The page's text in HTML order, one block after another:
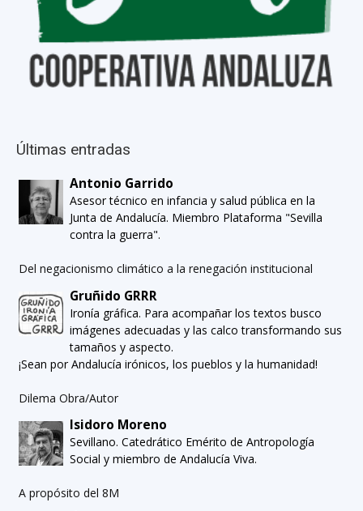
Últimas entradas
Antonio Garrido
Asesor técnico en infancia y salud pública en la
Junta de Andalucía. Miembro Plataforma "Sevilla
contra la guerra".
Del negacionismo climático a la renegación institucional
Gruñido GRRR
Ironía gráfica. Para acompañar los textos busco
imágenes adecuadas y las calco transformando sus
tamaños y aspecto.
¡Sean por Andalucía irónicos, los pueblos y la humanidad!
Dilema Obra/Autor
Isidoro Moreno
Sevillano. Catedrático Emérito de Antropología
Social y miembro de Andalucía Viva.
A propósito del 8M